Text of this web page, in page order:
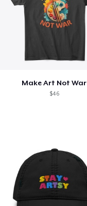
Make Art Not War
$46